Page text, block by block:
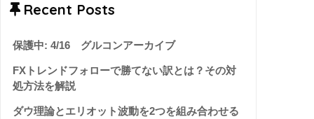
Recent Posts
保護中: 4/16 グルコンアーカイブ
FXトレンドフォローで勝てない訳とは？その対
処方法を解説
ダウ理論とエリオット波動を2つを組み合わせる